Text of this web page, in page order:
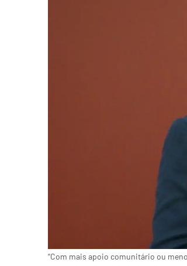
“Com mais apoio comunitário ou